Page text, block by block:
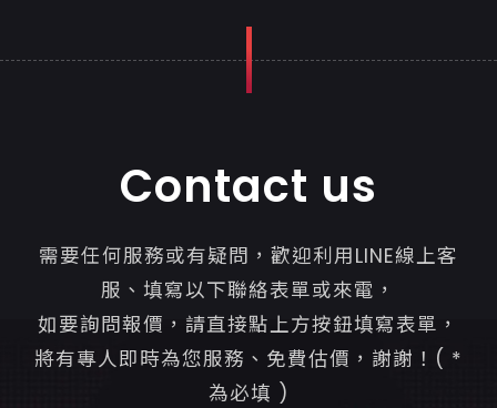
Contact us
需要任何服務或有疑問，歡迎利用LINE線上客
服、填寫以下聯絡表單或來電，
如要詢問報價，請直接點上方按鈕填寫表單，
將有專人即時為您服務、免費估價，謝謝！( *
為必填 )